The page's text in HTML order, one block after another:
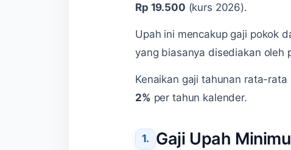
Rp 19.500 (kurs 2026).
Upah ini mencakup gaji pokok
yang biasanya disediakan oleh
Kenaikan gaji tahunan rata-
2% per tahun kalender.
Gaji Upah